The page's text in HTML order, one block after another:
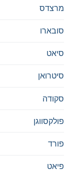
מרצדס
סובארו
סיאט
סיטרואן
סקודה
פולקסווגן
פורד
פיאט